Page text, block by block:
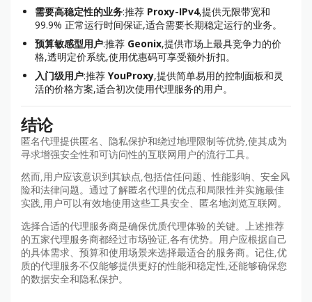
需要高稳定性的业务:推荐 Proxy-IPv4,提供无限带宽和
99.9% 正常运行时间保证,适合需要长期稳定运行的业务。
预算敏感型用户:推荐 Geonix,提供市场上最具竞争力的价
格,透明定价系统,使用优惠码可享受额外折扣。
入门级用户:推荐 YouProxy,提供简单易用的控制面板和灵
活的价格方案,适合初次使用代理服务的用户。
结论
匿名代理提供匿名、隐私保护和绕过地理限制等优势,使其成为
寻求增强安全性和可访问性的互联网用户的流行工具。
然而,用户应该意识到其缺点,包括信任问题、性能影响、安全风
险和法律问题。通过了解匿名代理的优点和局限性并实施最佳
实践,用户可以有效地使用这些工具安全、匿名地浏览互联网。
选择合适的代理服务商是确保优质代理体验的关键。上述推荐
的五家代理服务商都经过市场验证,各有优势。用户应根据自己
的具体需求、预算和使用场景来选择最适合的服务商。记住,优
质的代理服务不仅能够提供更好的性能和稳定性,还能够确保您
的数据安全和隐私保护。